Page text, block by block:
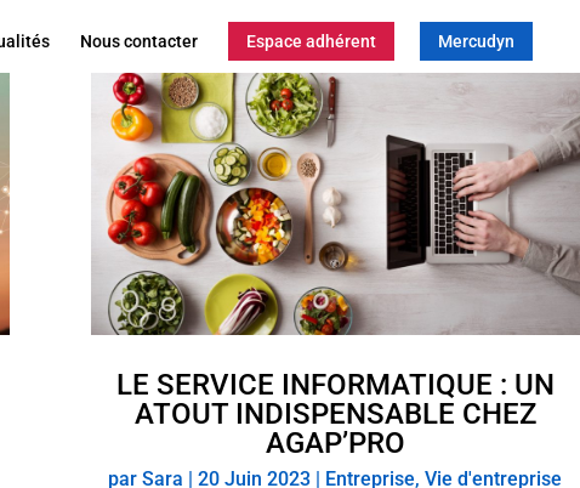
Nous contacter Espace adhérent Mercudyn
LE SERVICE INFORMATIQUE : UN
ATOUT INDISPENSABLE CHEZ
AGAP’PRO
parSara |20 Juin 2023 Entreprise,Vie d'entreprise